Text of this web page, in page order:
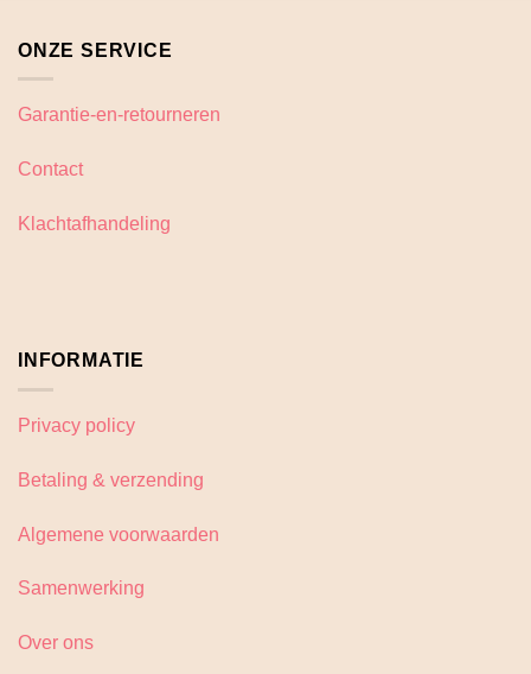
ONZE SERVICE
Garantie-en-retourneren
Contact
Klachtafhandeling
INFORMATIE
Privacy policy
Betaling & verzending
Algemene voorwaarden
Samenwerking
Over ons